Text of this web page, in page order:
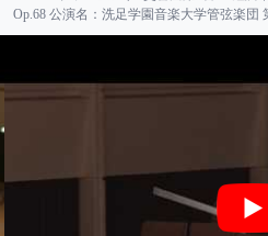
Op.68 公演名：洗足学園音楽大学管弦楽団